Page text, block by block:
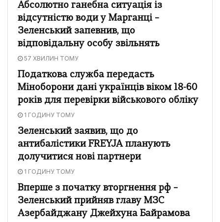
Абсолютно ганебна ситуація із
відсутністю води у Марганці –
Зеленський запевнив, що
відповідальну особу звільнять
57 ХВИЛИН ТОМУ
Податкова служба передасть
Міноборони дані українців віком 18-60
років для перевірки військового обліку
1 ГОДИНУ ТОМУ
Зеленський заявив, що до
антибалістики FREYJA планують
долучитися нові партнери
1 ГОДИНУ ТОМУ
Вперше з початку вторгнення рф –
Зеленський прийняв главу МЗС
Азербайджану Джейхуна Байрамова